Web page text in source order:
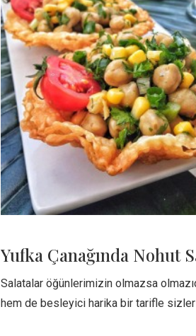
Yufka Çanağında Nohut
Salatalar öğünlerimizin olmazsa
hem de besleyici harika bir tarifle